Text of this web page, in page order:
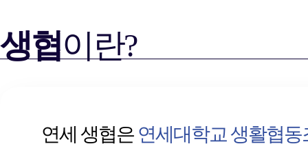
생협이란?
연세 생협은 연세대학교 생활협